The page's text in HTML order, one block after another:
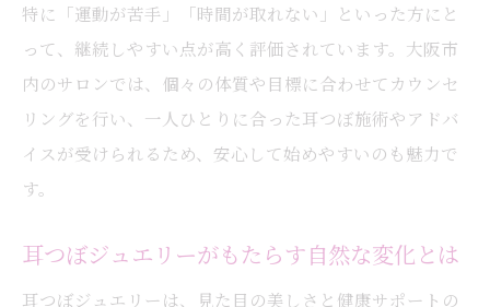
特に「運動が苦手」「時間が取れない」といった方にと
って、継続しやすい点が高く評価されています。大阪市
内のサロンでは、個々の体質や目標に合わせてカウンセ
リングを行い、一人ひとりに合った耳つぼ施術やアドバ
イスが受けられるため、安心して始めやすいのも魅力で
す。
耳つぼジュエリーがもたらす自然な変化とは
耳つぼジュエリーは、見た目の美しさと健康サポートの